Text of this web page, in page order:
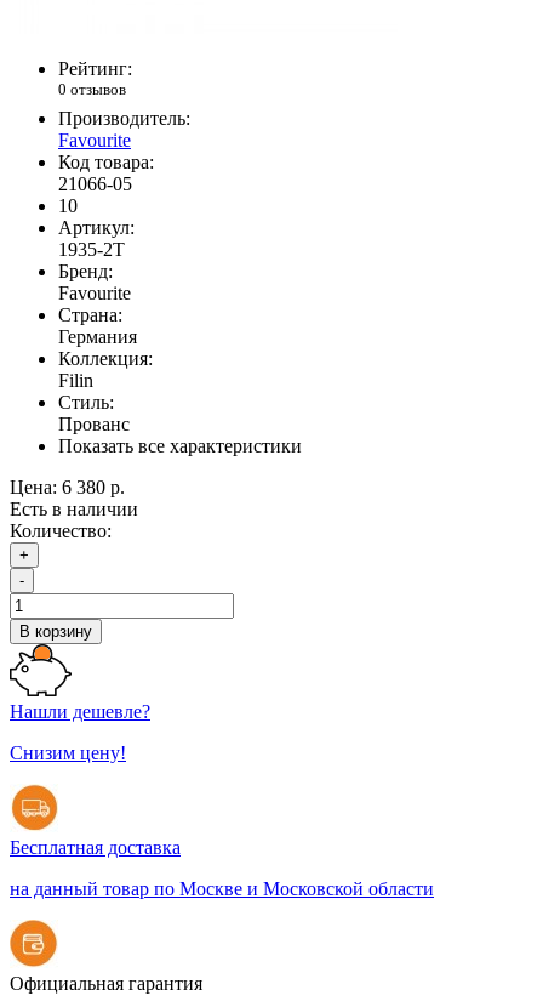
Рейтинг:
0 отзывов
Производитель:
Favourite
Код товара:
21066-05
10
Артикул:
1935-2T
Бренд:
Favourite
Страна:
Германия
Коллекция:
Filin
Стиль:
Прованс
Показать все характеристики
Цена: 6 380 р.
Есть в наличии
Количество:
+
-
В корзину
Нашли дешевле?
Снизим цену!
Бесплатная доставка
на данный товар по Москве и Московской области
Официальная гарантия